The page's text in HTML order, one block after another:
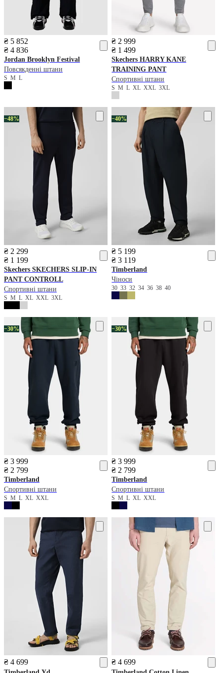
₴ 5 852
₴ 4 836
Jordan Brooklyn Festival
Повсякденні штани
S M L
₴ 2 999
₴ 1 499
Skechers HARRY KANE
TRAINING PANT
Спортивні штани
SMLXLXXL3XL
−48%
₴ 2 299
₴ 1 199
Skechers SKECHERS SLIP-IN
PANT CONTROLL
Спортивні штани
S M L XL XXL 3XL
−40%
₴ 5 199
₴ 3 119
Timberland
Чіноси
30333234363840
−30%
₴ 3 999
₴ 2 799
Timberland
Спортивні штани
S M L XL XXL
−30%
₴ 3 999
₴ 2 799
Timberland
Спортивні штани
SMLXLXXL
₴ 4 699 ₴ 4 699